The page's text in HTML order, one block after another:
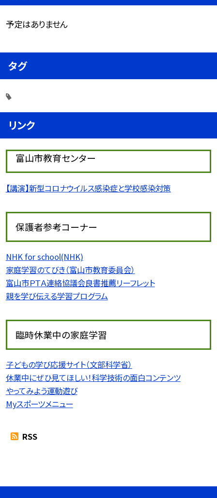
予定はありません
タグ
リンク
富山市教育センター
【講演】新型コロナウイルス感染症と学校感染対策
保護者参考コーナー
NHK for school(NHK)
家庭学習のてびき（富山市教育委員会）
富山市ＰＴＡ連絡協議会良書推薦リーフレット
親を学び伝える学習プログラム
臨時休業中の家庭学習
子どもの学び応援サイト（文部科学省）
休業中にぜひ見てほしい！科学技術の面白コンテンツ
やってみよう運動遊び
Myスポーツメニュー
RSS